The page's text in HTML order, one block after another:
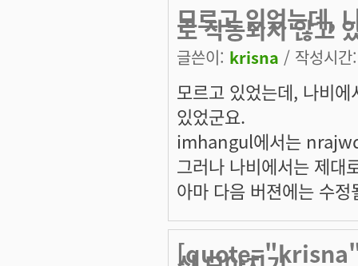
모르고 있었는데,
로 작동되지 않고
글쓴이: krisna / 작성시
모르고 있었는데, 나비
있었군요.
imhangul에서는
그러나 나비에서는 제대
아마 다음 버젼에는 수
[quote="krisna"]